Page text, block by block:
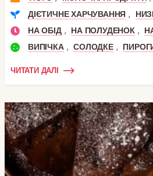
ДІЄТИЧНЕ ХАРЧУВАННЯ ,
НА ОБІД , НА ПОЛУДЕНОК ,
ВИПІЧКА , СОЛОДКЕ ,
ЧИТАТИ ДАЛІ